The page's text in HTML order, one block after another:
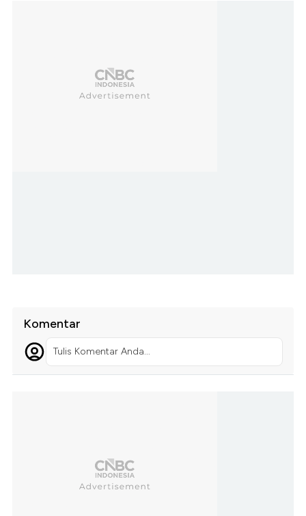
Komentar
Tulis Komentar Anda...